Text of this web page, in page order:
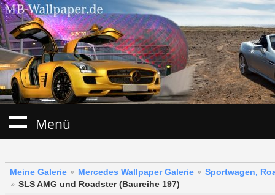
Menü
Meine Galerie Mercedes Wallpaper Galerie
Sportwagen,
SLS AMG und Roadster (Baureihe 197)